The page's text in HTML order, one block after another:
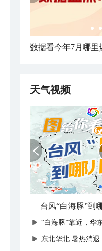
天气视频
台风“白海豚”到
“白海豚”靠近，华
​东北华北 暑热消退